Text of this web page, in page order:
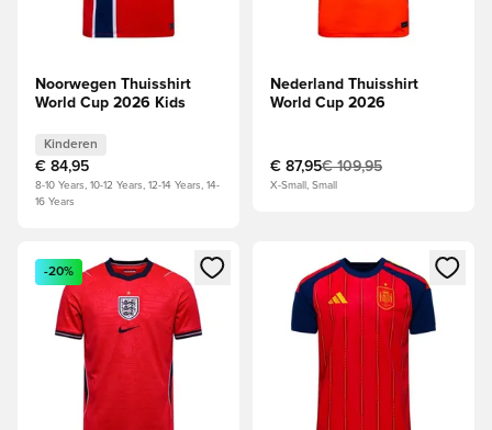
Noorwegen Thuisshirt
World Cup 2026 Kids
Kinderen
€ 84,95
8-10 Years, 10-12 Years, 12-14 Years, 14-
16 Years
Nederland Thuisshirt
World Cup 2026
€ 87,95€ 109,95
X-Small, Small
Opent een venster om in te loggen of je aan te melden als
-20%
Opent een venster om in te